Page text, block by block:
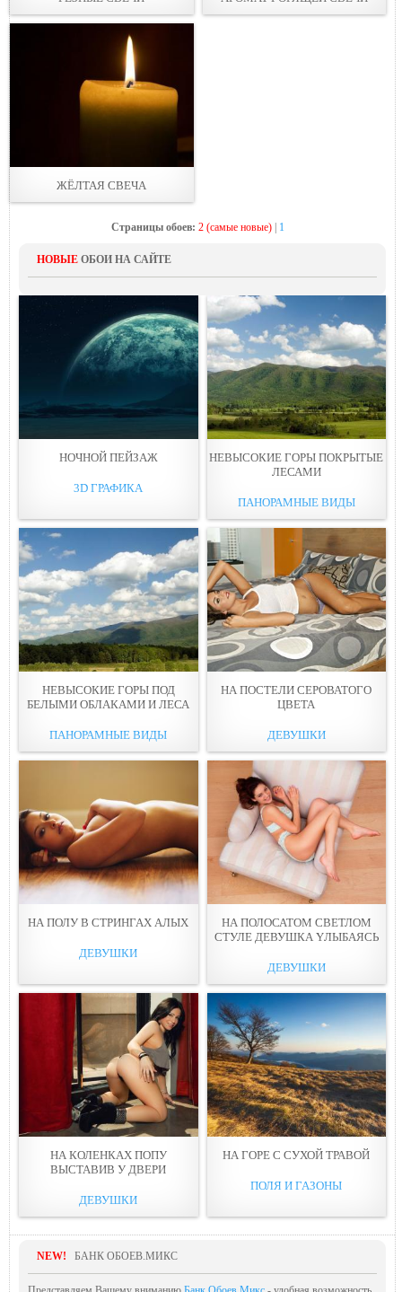
ЖЁЛТАЯ СВЕЧА
Страницы обоев: 2 (самые новые) 1
НОВЫЕ ОБОИ НА САЙТЕ
НОЧНОЙ ПЕЙЗАЖ
3D ГРАФИКА
НЕВЫСОКИЕ ГОРЫ ПОКРЫТЫЕ
ЛЕСАМИ
ПАНОРАМНЫЕ ВИДЫ
НЕВЫСОКИЕ ГОРЫ ПОД
БЕЛЫМИ ОБЛАКАМИ И ЛЕСА
ПАНОРАМНЫЕ ВИДЫ
НА ПОСТЕЛИ СЕРОВАТОГО
ЦВEТА
ДЕВУШКИ
НА ПОЛУ В СТРИНГАХ АЛЫХ
ДЕВУШКИ
НА ПОЛОСАТОМ СВЕТЛОМ
СТУЛЕ ДЕВУШКА YЛЫБАЯСЬ
ДЕВУШКИ
НА КОЛЕНКАХ ПОПУ
ВЫСТАВИВ У ДВEРИ
ДЕВУШКИ
НА ГОРЕ С СУХОЙ ТРАВОЙ
ПОЛЯ И ГАЗОНЫ
NEW! БАНК ОБОЕВ.МИКС